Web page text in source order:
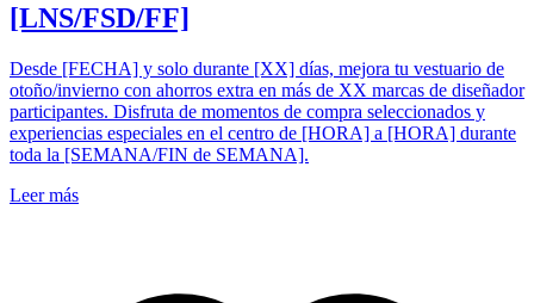
[LNS/FSD/FF]
Desde [FECHA] y solo durante [XX] días, mejora tu vestuario de
otoño/invierno con ahorros extra en más de XX marcas de diseñador
participantes. Disfruta de momentos de compra seleccionados y
experiencias especiales en el centro de [HORA] a [HORA] durante
toda la [SEMANA/FIN de SEMANA].
Leer más